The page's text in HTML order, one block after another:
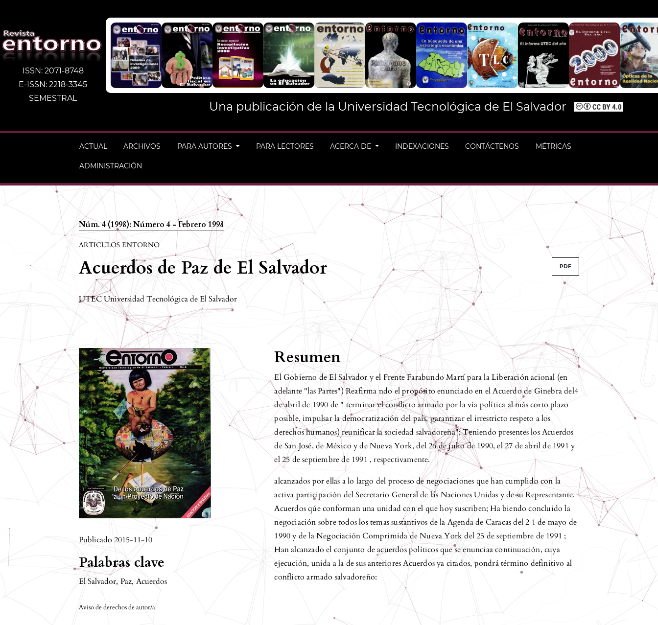
ISSN: 2071-8748
E-ISSN: 2218-3345
SEMESTRAL
Una publicación de la Universidad Tecnológica de El Salvador
ACTUAL ARCHIVOS PARA AUTORES PARA LECTORES ACERCA DE INDEXACIONES CONTÁCTENOS MÉTRICAS
ADMINISTRACIÓN
Núm. 4 (1998): Número 4 - Febrero 1998
ARTICULOS ENTORNO
Acuerdos de Paz de El Salvador PDF
UTEC Universidad Tecnológica de El Salvador
Publicado 2015-11-10
Palabras clave
El Salvador, Paz, Acuerdos
Aviso de derechos de autor/a
Resumen
El Gobierno de El Salvador y el Frente Farabundo Martí para la Liberación acional (en
adelante "las Partes") Reafirma ndo el propósito enunciado en el Acuerdo de Ginebra del4
de abril de 1990 de " terminar el conflicto armado por la vía política al más corto plazo
posible, impulsar la democratización del país, garantizar el irrestricto respeto a los
derechos humanos) reunificar la sociedad salvadoreña"; Teniendo presentes los Acuerdos
de San José, de México y de Nueva York, del 26 de julio de 1990, el 27 de abril de 1991 y
el 25 de septiembre de 1991 , respectivamente.
alcanzados por ellas a lo largo del proceso de negociaciones que han cumplido con la
activa participación del Secretario General de las Naciones Unidas y de su Representante,
Acuerdos qúe conforman una unidad con el que hoy suscriben; Ha biendo concluido la
negociación sobre todos los temas sustantivos de la Agenda de Caracas del 2 1 de mayo de
1990 y de la Negociación Comprimida de Nueva York del 25 de septiembre de 1991 ;
Han alcanzado el conjunto de acuerdos políticos que se enunciaa continuación, cuya
ejecución, unida a la de sus anteriores Acuerdos ya citados, pondrá término definitivo al
conflicto armado salvadoreño: